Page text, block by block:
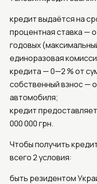
кредит выдаётся на
процентная ставка —
годовых
единоразовая
кредита — 0—2 % от
собственный взнос —
автомобиля;
кредит
000 000 грн.
Чтобы получить
всего 2 условия:
быть резидентом